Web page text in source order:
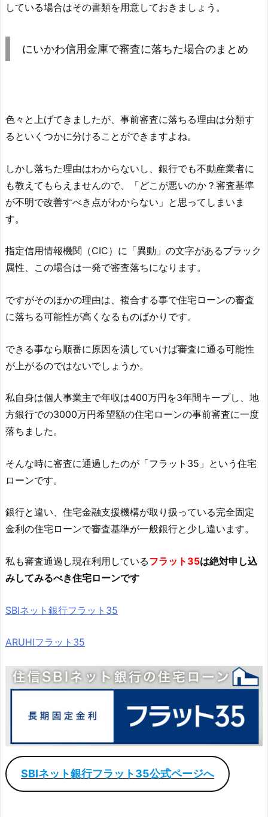
している場合はその書類を用意しておきましょう。
にいかわ信用金庫で審査に落ちた場合のまとめ
色々と上げてきましたが、事前審査に落ちる理由は分類す
るといくつかに分けることができますよね。
しかし落ちた理由はわからないし、銀行でも不動産業者に
も教えてもらえませんので、「どこが悪いのか？審査基準
が不明で改善すべき点がわからない」と思ってしまいま
す。
指定信用情報機関（CIC）に「異動」の文字があるブラック
属性、この場合は一発で審査落ちになります。
ですがそのほかの理由は、複合する事で住宅ローンの審査
に落ちる可能性が高くなるものばかりです。
できる事なら順番に原因を潰していけば審査に通る可能性
が上がるのではないでしょうか。
私自身は個人事業主で年収は400万円を3年間キープし、地
方銀行での3000万円希望額の住宅ローンの事前審査に一度
落ちました。
そんな時に審査に通過したのが「フラット35」という住宅
ローンです。
銀行と違い、住宅金融支援機構が取り扱っている完全固定
金利の住宅ローンで審査基準が一般銀行と少し違います。
私も審査通過し現在利用しているフラット35は絶対申し込
みしてみるべき住宅ローンです
SBIネット銀行フラット35
ARUHIフラット35
SBIネット銀行フラット35公式ページへ